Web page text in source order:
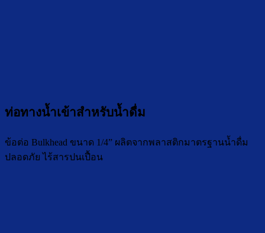
ท่อทางน้ำเข้าสำหรับน้ำดื่ม
ข้อต่อ Bulkhead ขนาด 1/4” ผลิตจากพลาสติกมาตรฐานน้ำดื่ม
ปลอดภัย ไร้สารปนเปื้อน